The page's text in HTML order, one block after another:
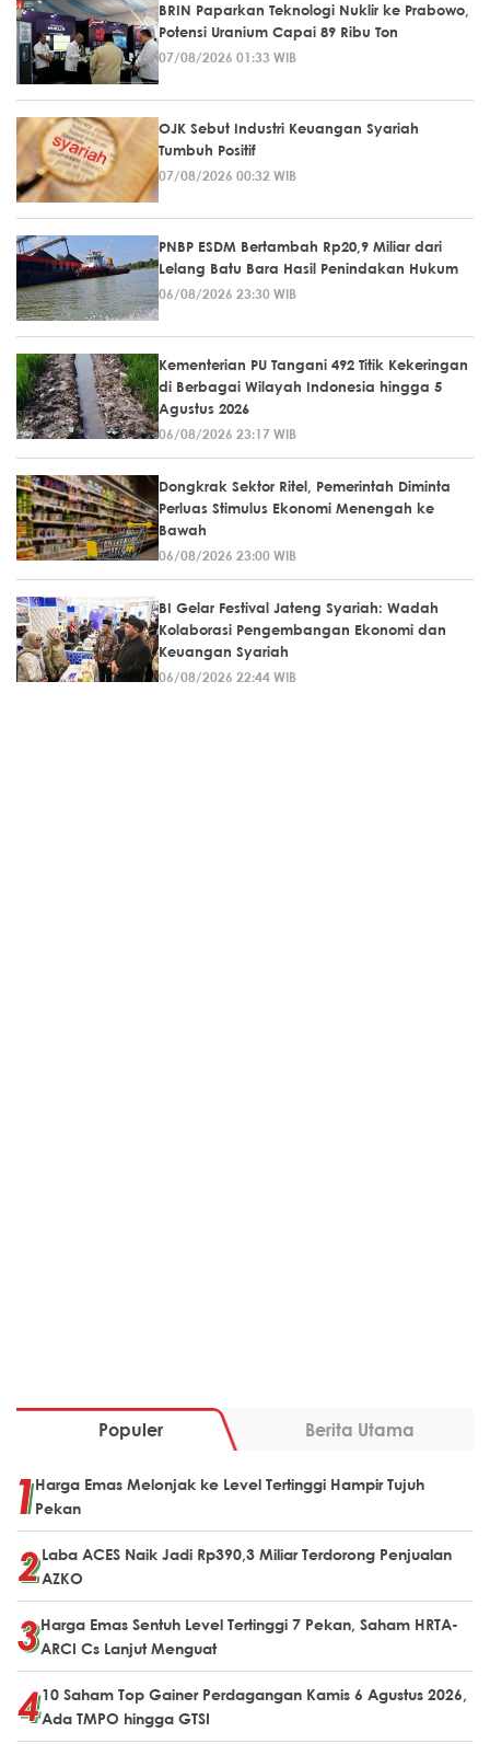
BRIN Paparkan Teknologi Nuklir ke Prabowo,
Potensi Uranium Capai 89 Ribu Ton
07/08/2026 01:33 WIB
OJK Sebut Industri Keuangan Syariah
Tumbuh Positif
07/08/2026 00:32 WIB
PNBP ESDM Bertambah Rp20,9 Miliar dari
Lelang Batu Bara Hasil Penindakan Hukum
06/08/2026 23:30 WIB
Kementerian PU Tangani 492 Titik Kekeringan
di Berbagai Wilayah Indonesia hingga 5
Agustus 2026
06/08/2026 23:17 WIB
Dongkrak Sektor Ritel, Pemerintah Diminta
Perluas Stimulus Ekonomi Menengah ke
Bawah
06/08/2026 23:00 WIB
BI Gelar Festival Jateng Syariah: Wadah
Kolaborasi Pengembangan Ekonomi dan
Keuangan Syariah
06/08/2026 22:44 WIB
Populer Berita Utama
Harga Emas Melonjak ke Level Tertinggi Hampir Tujuh
Pekan
Laba ACES Naik Jadi Rp390,3 Miliar Terdorong Penjualan
AZKO
Harga Emas Sentuh Level Tertinggi 7 Pekan, Saham HRTA-
ARCI Cs Lanjut Menguat
10 Saham Top Gainer Perdagangan Kamis 6 Agustus 2026,
Ada TMPO hingga GTSI